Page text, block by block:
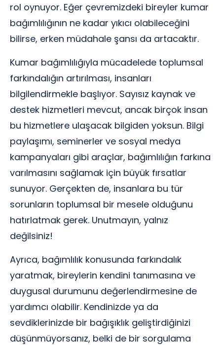
rol oynuyor. Eğer çevremizdeki bireyler kumar
bağımlılığının ne kadar yıkıcı olabileceğini
bilirse, erken müdahale şansı da artacaktır.
Kumar bağımlılığıyla mücadelede toplumsal
farkındalığın artırılması, insanları
bilgilendirmekle başlıyor. Sayısız kaynak ve
destek hizmetleri mevcut, ancak birçok insan
bu hizmetlere ulaşacak bilgiden yoksun. Bilgi
paylaşımı, seminerler ve sosyal medya
kampanyaları gibi araçlar, bağımlılığın farkına
varılmasını sağlamak için büyük fırsatlar
sunuyor. Gerçekten de, insanlara bu tür
sorunların toplumsal bir mesele olduğunu
hatırlatmak gerek. Unutmayın, yalnız
değilsiniz!
Ayrıca, bağımlılık konusunda farkındalık
yaratmak, bireylerin kendini tanımasına ve
duygusal durumunu değerlendirmesine de
yardımcı olabilir. Kendinizde ya da
sevdiklerinizde bir bağışıklık geliştirdiğinizi
düşünmüyorsanız, belki de bir sorgulama